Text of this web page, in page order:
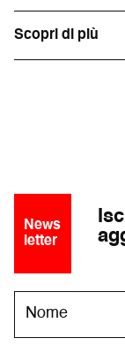
Scopri di più
News
letter